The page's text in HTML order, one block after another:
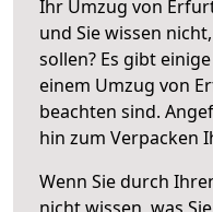
Ihr Umzug von
und Sie wissen
sollen? Es gibt
einem Umzug von
beachten sind.
hin zum Verpacken
Wenn Sie durch